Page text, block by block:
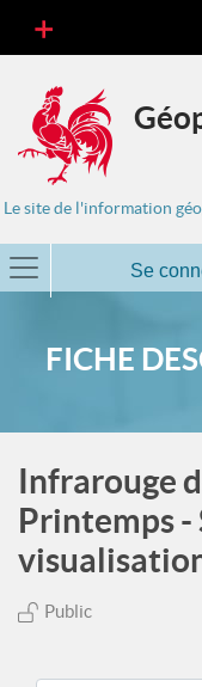
Le site de l'information
Se
FICHE
Infrarouge
Printemps -
Public